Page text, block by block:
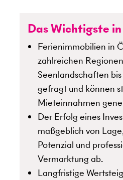
Das Wichtigste
Ferienimmobilien in
zahlreichen
Seenlandschaften
gefragt und können
Mieteinnahmen
Der Erfolg eines
maßgeblich von
Potenzial und
Vermarktung ab.
Langfristige